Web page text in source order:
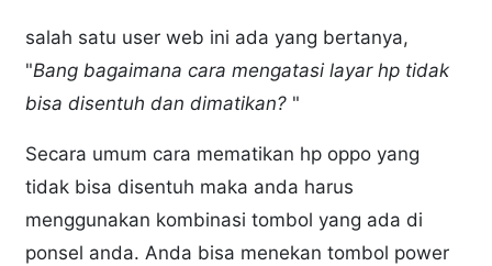
salah satu user web ini ada yang bertanya,
"Bang bagaimana cara mengatasi layar hp tidak
bisa disentuh dan dimatikan? "
Secara umum cara mematikan hp oppo yang
tidak bisa disentuh maka anda harus
menggunakan kombinasi tombol yang ada di
ponsel anda. Anda bisa menekan tombol power